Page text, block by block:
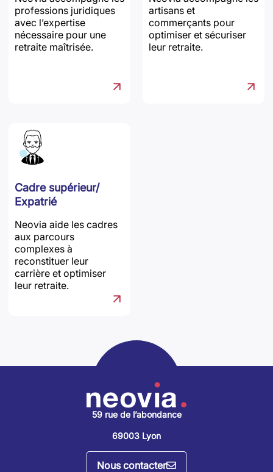
professions juridiques
avec l’expertise
nécessaire pour une
retraite maîtrisée.
artisans et
commerçants pour
optimiser et sécuriser
leur retraite.
Cadre supérieur/
Expatrié
Neovia aide les cadres
aux parcours
complexes à
reconstituer leur
carrière et optimiser
leur retraite.
59 rue de l’abondance
69003 Lyon
Nous contacter